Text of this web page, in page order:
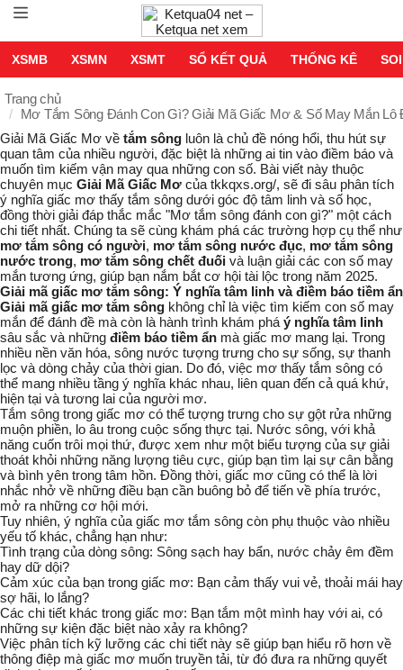
XSMB XSMN XSMT SỔ KẾT QUẢ THỐNG KÊ
Trang chủ
Mơ Tắm Sông Đánh Con Gì? Giải Mã Giấc Mơ & Số May Mắn Lô
Giải Mã Giấc Mơ về tắm sông luôn là chủ đề nóng hổi, thu hút sự
quan tâm của nhiều người, đặc biệt là những ai tin vào điềm báo và
muốn tìm kiếm vận may qua những con số. Bài viết này thuộc
chuyên mục Giải Mã Giấc Mơ của tkkqxs.org/, sẽ đi sâu phân tích
ý nghĩa giấc mơ thấy tắm sông dưới góc độ tâm linh và số học,
đồng thời giải đáp thắc mắc "Mơ tắm sông đánh con gì?" một cách
chi tiết nhất. Chúng ta sẽ cùng khám phá các trường hợp cụ thể như
mơ tắm sông có người, mơ tắm sông nước đục, mơ tắm sông
nước trong, mơ tắm sông chết đuối và luận giải các con số may
mắn tương ứng, giúp bạn nắm bắt cơ hội tài lộc trong năm 2025.
Giải mã giấc mơ tắm sông: Ý nghĩa tâm linh và điềm báo tiềm ẩn
Giải mã giấc mơ tắm sông không chỉ là việc tìm kiếm con số may
mắn để đánh đề mà còn là hành trình khám phá ý nghĩa tâm linh
sâu sắc và những điềm báo tiềm ẩn mà giấc mơ mang lại. Trong
nhiều nền văn hóa, sông nước tượng trưng cho sự sống, sự thanh
lọc và dòng chảy của thời gian. Do đó, việc mơ thấy tắm sông có
thể mang nhiều tầng ý nghĩa khác nhau, liên quan đến cả quá khứ,
hiện tại và tương lai của người mơ.
Tắm sông trong giấc mơ có thể tượng trưng cho sự gột rửa những
muộn phiền, lo âu trong cuộc sống thực tại. Nước sông, với khả
năng cuốn trôi mọi thứ, được xem như một biểu tượng của sự giải
thoát khỏi những năng lượng tiêu cực, giúp bạn tìm lại sự cân bằng
và bình yên trong tâm hồn. Đồng thời, giấc mơ cũng có thể là lời
nhắc nhở về những điều bạn cần buông bỏ để tiến về phía trước,
mở ra những cơ hội mới.
Tuy nhiên, ý nghĩa của giấc mơ tắm sông còn phụ thuộc vào nhiều
yếu tố khác, chẳng hạn như:
Tình trạng của dòng sông: Sông sạch hay bẩn, nước chảy êm đềm
hay dữ dội?
Cảm xúc của bạn trong giấc mơ: Bạn cảm thấy vui vẻ, thoải mái hay
sợ hãi, lo lắng?
Các chi tiết khác trong giấc mơ: Bạn tắm một mình hay với ai, có
những sự kiện đặc biệt nào xảy ra không?
Việc phân tích kỹ lưỡng các chi tiết này sẽ giúp bạn hiểu rõ hơn về
thông điệp mà giấc mơ muốn truyền tải, từ đó đưa ra những quyết